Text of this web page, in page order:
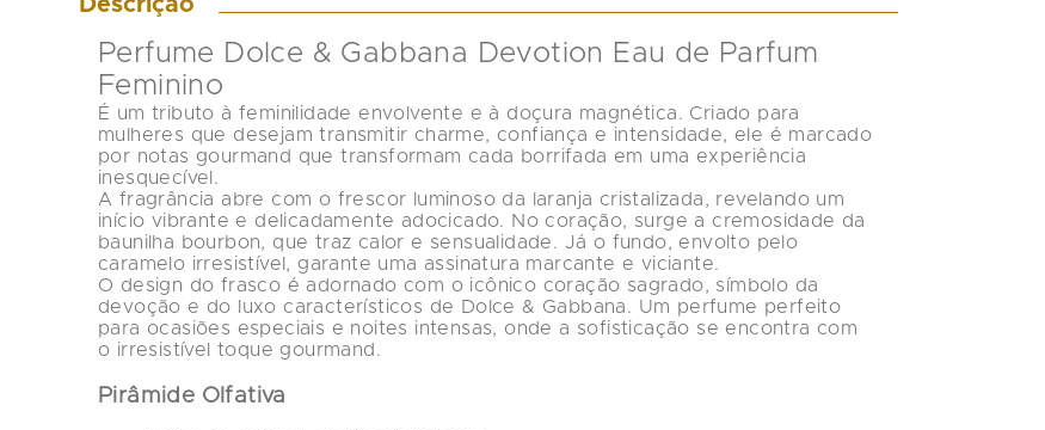
Descrição
Perfume Dolce & Gabbana Devotion Eau de Parfum
Feminino
É um tributo à feminilidade envolvente e à doçura magnética. Criado para
mulheres que desejam transmitir charme, confiança e intensidade, ele é marcado
por notas gourmand que transformam cada borrifada em uma experiência
inesquecível.
A fragrância abre com o frescor luminoso da
laranja cristalizada , revelando um
início vibrante e delicadamente adocicado. No coração, surge a cremosidade da
baunilha bourbon, que traz calor e sensualidade. Já o fundo, envolto pelo
caramelo irresistível , garante uma assinatura marcante e viciante.
O design do frasco é adornado com o icônico coração sagrado, símbolo da
devoção e do luxo característicos de Dolce & Gabbana. Um perfume perfeito
para ocasiões especiais e noites intensas, onde a sofisticação se encontra com
o irresistível toque gourmand.
Pirâmide Olfativa